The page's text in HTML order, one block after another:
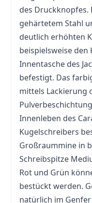
des Druckknopfes.
gehärtetem Stahl
deutlich erhöhten
beispielsweise
Innentasche des
befestigt. Das
mittels Lackierung
Innenleben des
Kugelschreibers
Großraummine in
Schreibspitze
Rot und Grün
bestückt werden.
natürlich im